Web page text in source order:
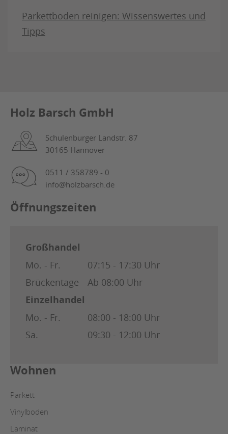
Parkettboden reinigen: Wissenswertes und
Tipps
Holz Barsch GmbH
Schulenburger Landstr. 87
30165 Hannover
0511 / 358789 - 0
info@holzbarsch.de
Öffnungszeiten
Großhandel
Mo. - Fr.
07:15 - 17:30 Uhr
Brückentage
Ab 08:00 Uhr
Einzelhandel
Mo. - Fr.
08:00 - 18:00 Uhr
Sa.
09:30 - 12:00 Uhr
Wohnen
Parkett
Vinylboden
Laminat